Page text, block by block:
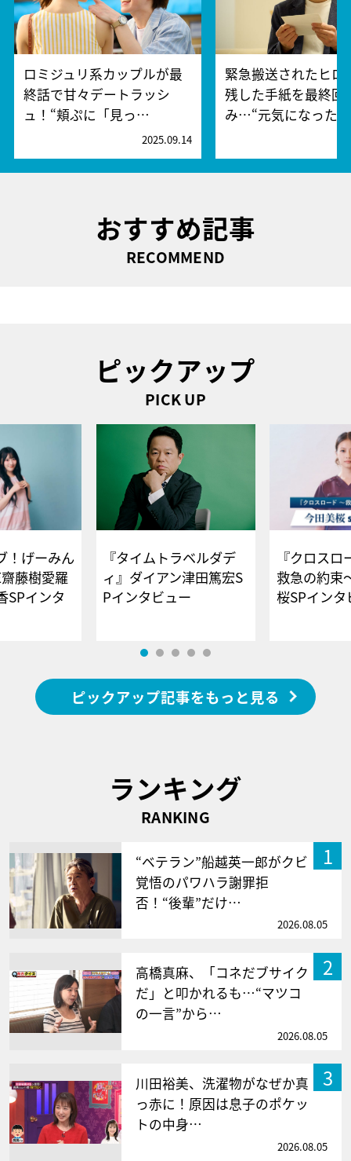
ロミジュリ系カップルが最
終話で甘々デートラッシ
ュ！“頬ぷに「見っ…
2025.09.14
緊急搬送されたヒロ
残した手紙を最終回
み…“元気になった…
おすすめ記事
RECOMMEND
ピックアップ
PICK UP
！げーみん
藤樹愛羅
SPインタ
『タイムトラベルダデ
ィ』ダイアン津田篤宏S
Pインタビュー
『クロス
救急の約束
桜SPイ
ピックアップ記事をもっと見る
ランキング
RANKING
1
“ベテラン”船越英一郎がクビ
覚悟のパワハラ謝罪拒
否！“後輩”だけ…
2026.08.05
2
高橋真麻、「コネだブサイク
だ」と叩かれるも…“マツコ
の一言”から…
2026.08.05
3
川田裕美、洗濯物がなぜか真
っ赤に！原因は息子のポケッ
トの中身…
2026.08.05